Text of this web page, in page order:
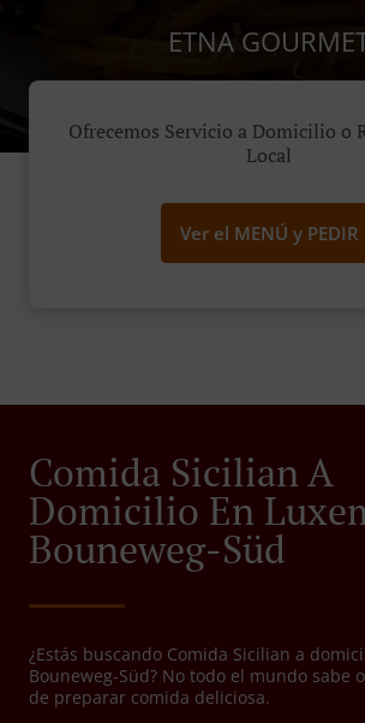
ETNA
Ofrecemos Servicio a Domicilio o
Local
Ver el MENÚ y PEDIR
Comida Sicilian A
Domicilio En
Bouneweg-Süd
¿Estás buscando Comida Sicilian a
Bouneweg-Süd? No todo el mundo sabe
de preparar comida deliciosa.